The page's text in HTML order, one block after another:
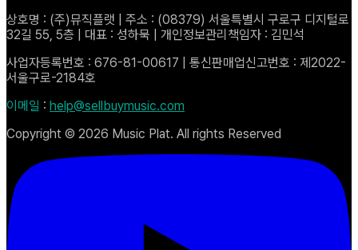
상호명 : (주)뮤직플랫 | 주소 : (08379) 서울특별시 구로구 디지털로
32길 55, 5층 | 대표 : 성하묵 | 개인정보관리책임자 : 김민석
사업자등록번호 : 676-81-00617 | 통신판매업신고번호 : 제2022-
서울구로-2184호
이메일 : help@sellbuymusic.com
Copyright © 2026 Music Plat. All rights Reserved